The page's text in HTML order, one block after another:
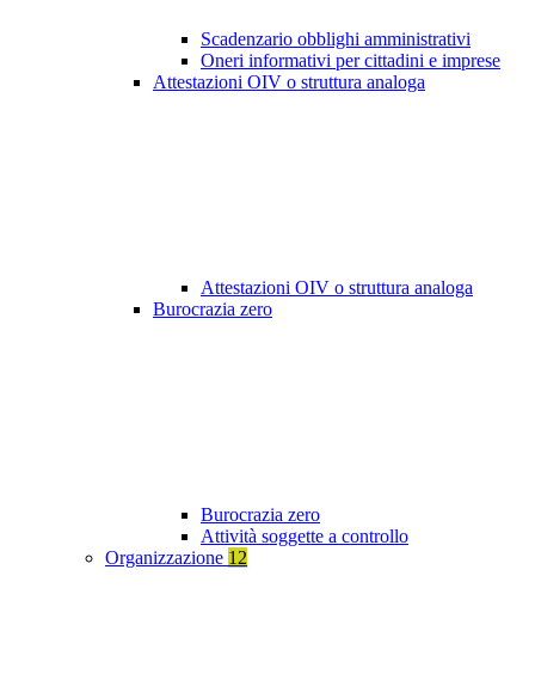
Scadenzario obblighi amministrativi
Oneri informativi per cittadini e imprese
Attestazioni OIV o struttura analoga
Attestazioni OIV o struttura analoga
Burocrazia zero
Burocrazia zero
Attività soggette a controllo
Organizzazione 12